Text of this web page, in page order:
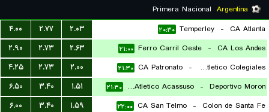
۱۹:۳۰Argentina
CA Atlanta
-
Temperley ۲۰:۳۰ ۲.۰۳ ۲.۷۷
۴.۰۰
CA Los Andes
-
Ferro Carril Oeste ۲۱:۰۰ ۲.۶۳ ۲.۷۳
۲.۹۰
Club Atletico Colegiales
-
CA Patronato ۲۱:۳۰ ۲.۰۰ ۲.۷۳
۴.۲۵
Deportivo Moron
-
Club Atletico Acassuso ۲۱:۳۰ ۱.۵۱ ۳.۴۰
۶.۵۰
Colon de Santa Fe
-
CA San Telmo ۲۲:۰۰ ۱.۵۹ ۳.۴۰
۶.۰۰